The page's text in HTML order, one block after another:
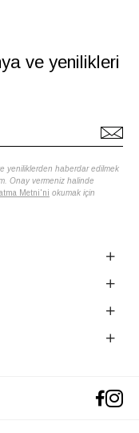
ve yenilikleri
yeniliklerden haberdar edilmek
Onay vermeniz halinde
Metni'ni okumak için